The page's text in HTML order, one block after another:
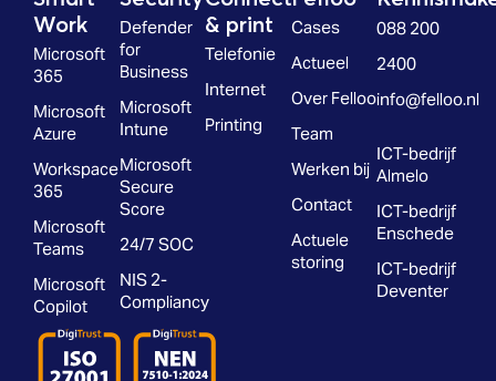
Work
Microsoft
365
Microsoft
Azure
Workspace
365
Microsoft
Teams
Microsoft
Copilot
Defender
for
Business
Microsoft
Intune
Microsoft
Secure
Score
24/7 SOC
NIS 2-
Compliancy
& print
Telefonie
Internet
Printing
Cases
Actueel
Over Felloo
Team
Werken bij
Contact
Actuele
storing
088 200
2400
info@felloo.nl
ICT-bedrijf
Almelo
ICT-bedrijf
Enschede
ICT-bedrijf
Deventer